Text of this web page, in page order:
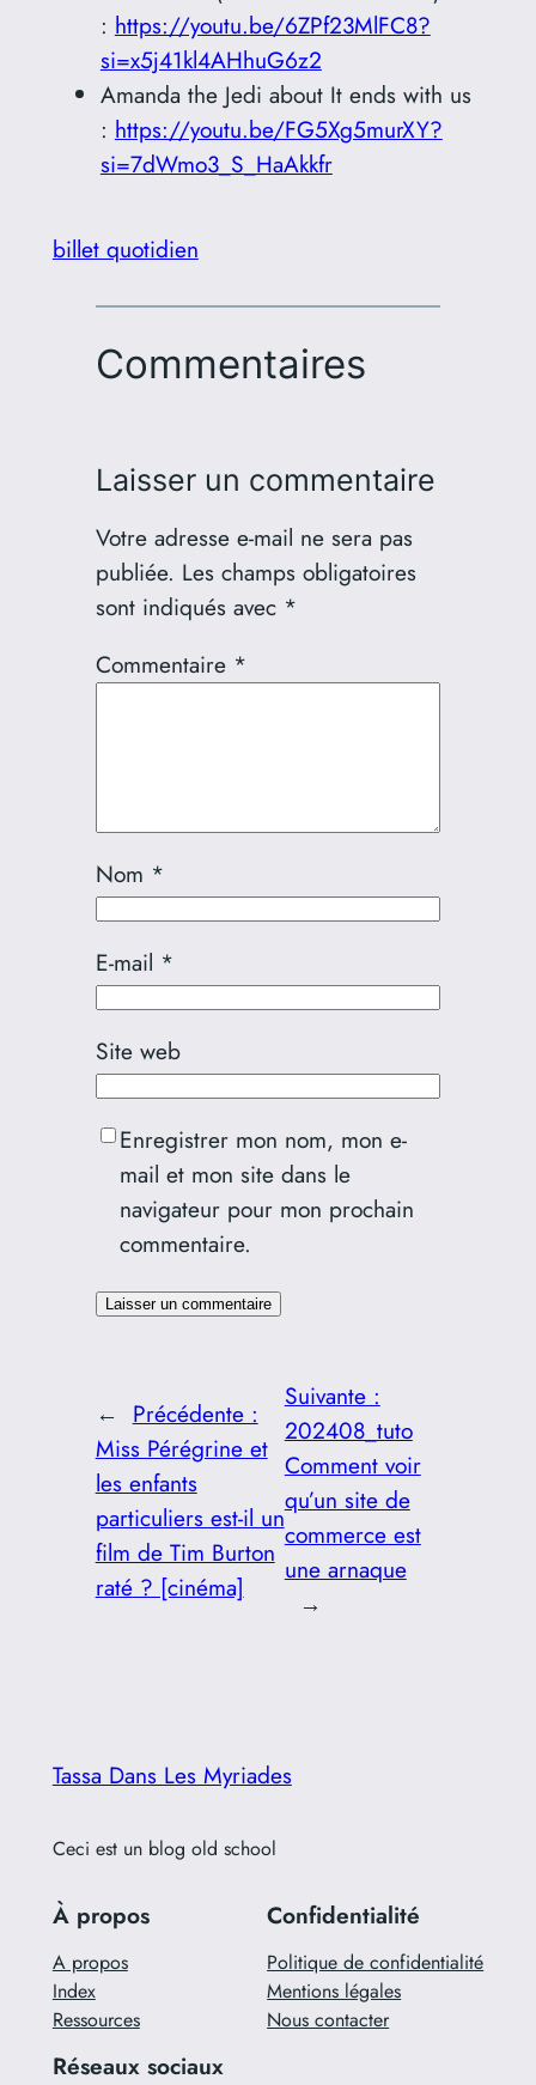
: https://youtu.be/6ZPf23MlFC8?
si=x5j41kl4AHhuG6z2
Amanda the Jedi about It ends with us
: https://youtu.be/FG5Xg5murXY?
si=7dWmo3_S_HaAkkfr
billet quotidien
Commentaires
Laisser un commentaire
Votre adresse e-mail ne sera pas
publiée. Les champs obligatoires
sont indiqués avec *
Commentaire *
Nom *
E-mail *
Site web
Enregistrer mon nom, mon e-
mail et mon site dans le
navigateur pour mon prochain
commentaire.
← Précédente :
Miss Pérégrine et
les enfants
particuliers est-il un
film de Tim Burton
raté ? [cinéma]
Suivante :
202408_tuto
Comment voir
qu’un site de
commerce est
une arnaque
→
Tassa Dans Les Myriades
Ceci est un blog old school
À propos
A propos
Index
Ressources
Confidentialité
Politique de confidentialité
Mentions légales
Nous contacter
Réseaux sociaux